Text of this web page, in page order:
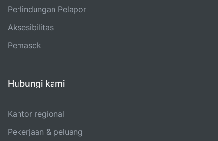
Perlindungan Pelapor
Aksesibilitas
Pemasok
Hubungi kami
Kantor regional
Pekerjaan & peluang